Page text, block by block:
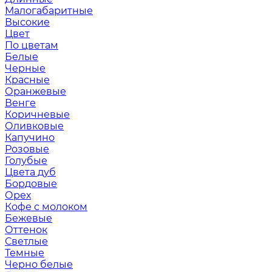
Малогабаритные
Высокие
Цвет
По цветам
Белые
Черные
Красные
Оранжевые
Венге
Коричневые
Оливковые
Капучино
Розовые
Голубые
Цвета дуб
Бордовые
Орех
Кофе с молоком
Бежевые
Оттенок
Светлые
Темные
Черно белые